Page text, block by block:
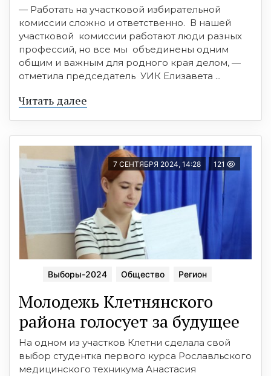
— Работать на участковой избирательной
комиссии сложно и ответственно. В нашей
участковой комиссии работают люди разных
профессий, но все мы объединены одним
общим и важным для родного края делом, —
отметила председатель УИК Елизавета ...
Читать далее
7 СЕНТЯБРЯ 2024, 14:28 121
Выборы-2024 Общество Регион
Молодежь Клетнянского
района голосует за будущее
На одном из участков Клетни сделала свой
выбор студентка первого курса Рославльского
медицинского техникума Анастасия